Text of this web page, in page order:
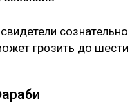
сознательно
грозить до шести